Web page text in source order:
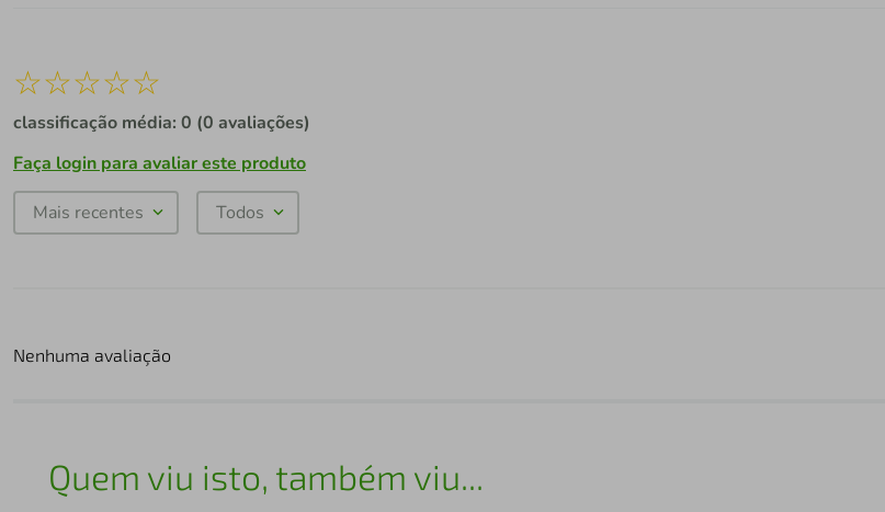
☆☆☆☆☆
classificação média: 0 (0 avaliações)
Faça login para avaliar este produto
Mais recentes Todos
Nenhuma avaliação
Quem viu isto, também viu...